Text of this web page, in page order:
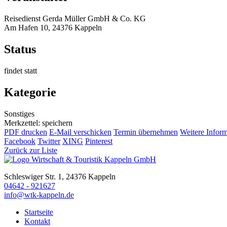
Reisedienst Gerda Müller GmbH & Co. KG
Am Hafen 10, 24376 Kappeln
Status
findet statt
Kategorie
Sonstiges
Merkzettel: speichern
PDF drucken E-Mail verschicken Termin übernehmen Weitere
Facebook Twitter XING Pinterest
Zurück zur Liste
Schleswiger Str. 1, 24376 Kappeln
04642 - 921627
info@wtk-kappeln.de
Startseite
Kontakt